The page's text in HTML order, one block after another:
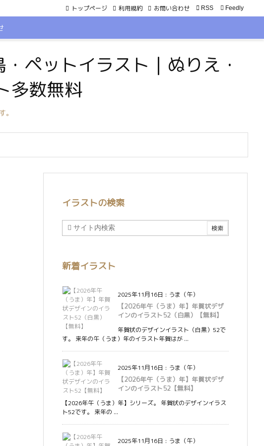
トップページ 利用規約 お問い合わせ  RSS Feedly
ペットイラスト｜ぬりえ・
多数無料
。
イラストの検索
新着イラスト
2025年11月16日 : うま（午）
【2026年午（うま）年】年賀状デザ
インのイラスト52（白黒）【無料】
年賀状のデザインイラスト（白黒）52で
す。 来年の午（うま）年のイラスト年賀はが ...
2025年11月16日 : うま（午）
【2026年午（うま）年】年賀状デザ
インのイラスト52【無料】
【2026年午（うま）年】シリーズ。 年賀状のデザインイラス
ト52です。 来年の ...
2025年11月16日 : うま（午）